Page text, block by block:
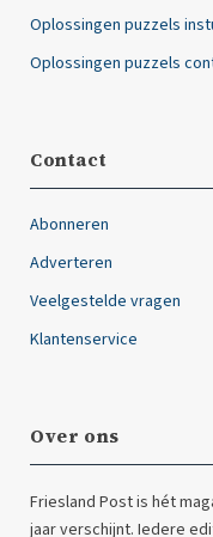
Oplossingen puzzels
Oplossingen puzzels
Contact
Abonneren
Adverteren
Veelgestelde vragen
Klantenservice
Over ons
Friesland Post is hét
jaar verschijnt. Iedere